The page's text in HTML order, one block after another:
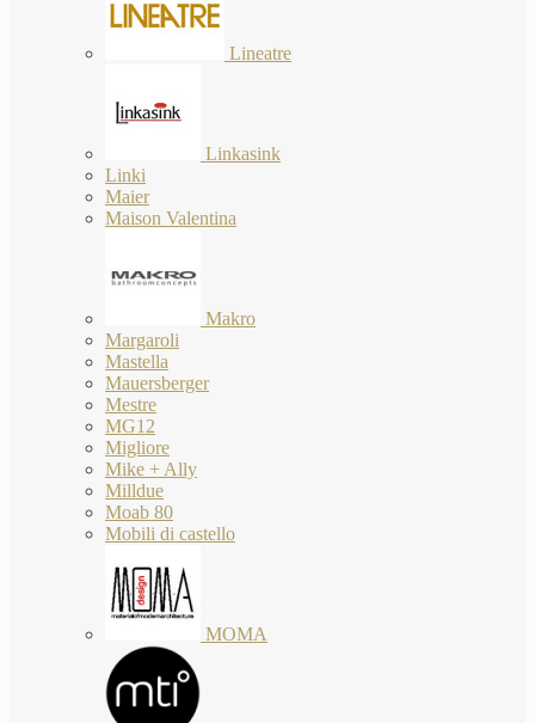
Lineatre
Linkasink
Linki
Maier
Maison Valentina
Makro
Margaroli
Mastella
Mauersberger
Mestre
MG12
Migliore
Mike + Ally
Milldue
Moab 80
Mobili di castello
MOMA